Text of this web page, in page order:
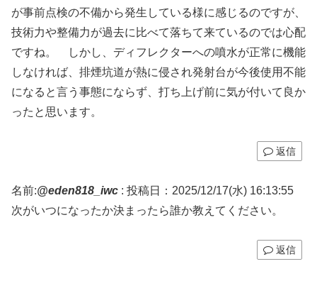
が事前点検の不備から発生している様に感じるのですが、
技術力や整備力が過去に比べて落ちて来ているのでは心配
ですね。 しかし、ディフレクターへの噴水が正常に機能
しなければ、排煙坑道が熱に侵され発射台が今後使用不能
になると言う事態にならず、打ち上げ前に気が付いて良か
ったと思います。
返信
名前:@eden818_iwc : 投稿日：2025/12/17(水) 16:13:55
次がいつになったか決まったら誰か教えてください。
返信